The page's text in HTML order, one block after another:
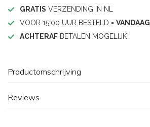
GRATIS VERZENDING IN NL
VOOR 15.00 UUR BESTELD = VANDAAG
ACHTERAF BETALEN MOGELIJK!
Productomschrijving
Reviews